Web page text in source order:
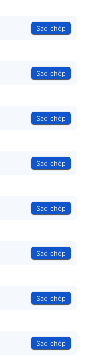
Sao chép
Sao chép
Sao chép
Sao chép
Sao chép
Sao chép
Sao chép
Sao chép